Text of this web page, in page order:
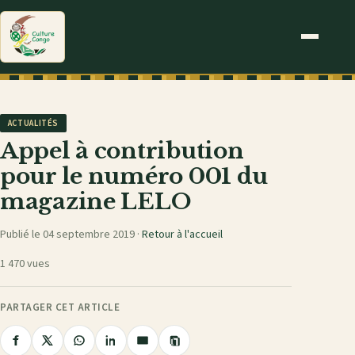
ACTUALITÉS
Appel à contribution
pour le numéro 001 du
magazine LELO
Publié le 04 septembre 2019 · Retour à l'accueil
1 470 vues
PARTAGER CET ARTICLE
PartagerPartagerPartagerPartagerPartager
Copier